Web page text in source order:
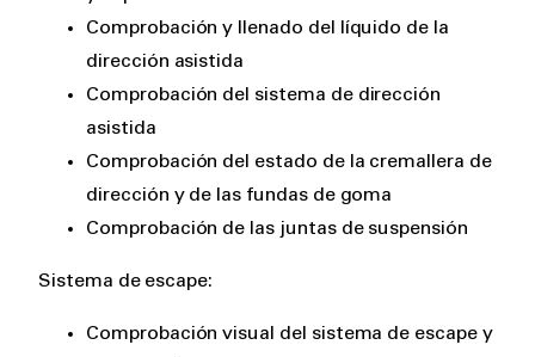
Comprobación y llenado del líquido de la
dirección asistida
Comprobación del sistema de dirección
asistida
Comprobación del estado de la cremallera de
dirección y de las fundas de goma
Comprobación de las juntas de suspensión
Sistema de escape:
Comprobación visual del sistema de escape y